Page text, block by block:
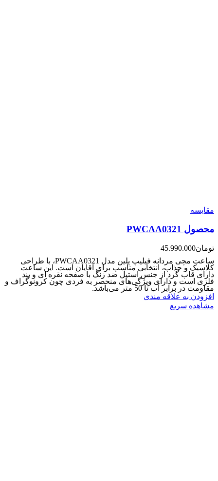
مقایسه
محصول PWCAA0321
تومان45.990.000
ساعت مچی مردانه فیلیپ پلین مدل PWCAA0321، با طراحی
کلاسیک و جذاب، انتخابی مناسب برای آقایان است. این ساعت
دارای قاب گرد از جنس استیل ضد زنگ با صفحه نقره ای و بند
فلزی است و دارای ویژگی‌های منحصر به فردی چون کرونوگراف و
مقاومت در برابر آب تا 50 متر می‌باشد.
افزودن به علاقه مندی
مشاهده سریع